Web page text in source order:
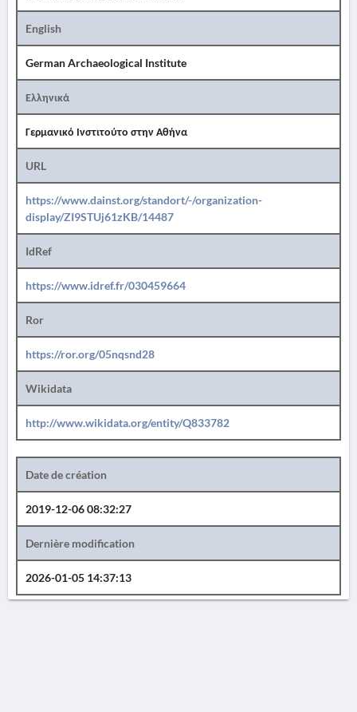
English
German Archaeological Institute
Ελληνικά
Γερμανικό Ινστιτούτο στην Αθήνα
URL
https://www.dainst.org/standort/-/organization-
display/ZI9STUj61zKB/14487
IdRef
https://www.idref.fr/030459664
Ror
https://ror.org/05nqsnd28
Wikidata
http://www.wikidata.org/entity/Q833782
Date de création
2019-12-06 08:32:27
Dernière modification
2026-01-05 14:37:13